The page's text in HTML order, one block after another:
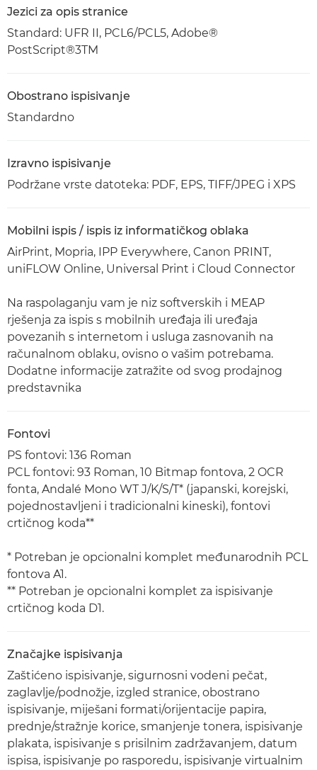
Jezici za opis stranice
Standard: UFR II, PCL6/PCL5, Adobe®
PostScript®3TM
Obostrano ispisivanje
Standardno
Izravno ispisivanje
Podržane vrste datoteka: PDF, EPS, TIFF/JPEG i XPS
Mobilni ispis / ispis iz informatičkog oblaka
AirPrint, Mopria, IPP Everywhere, Canon PRINT,
uniFLOW Online, Universal Print i Cloud Connector
Na raspolaganju vam je niz softverskih i MEAP
rješenja za ispis s mobilnih uređaja ili uređaja
povezanih s internetom i usluga zasnovanih na
računalnom oblaku, ovisno o vašim potrebama.
Dodatne informacije zatražite od svog prodajnog
predstavnika
Fontovi
PS fontovi: 136 Roman
PCL fontovi: 93 Roman, 10 Bitmap fontova, 2 OCR
fonta, Andalé Mono WT J/K/S/T* (japanski, korejski,
pojednostavljeni i tradicionalni kineski), fontovi
crtičnog koda**
* Potreban je opcionalni komplet međunarodnih PCL
fontova A1.
** Potreban je opcionalni komplet za ispisivanje
crtičnog koda D1.
Značajke ispisivanja
Zaštićeno ispisivanje, sigurnosni vodeni pečat,
zaglavlje/podnožje, izgled stranice, obostrano
ispisivanje, miješani formati/orijentacije papira,
prednje/stražnje korice, smanjenje tonera, ispisivanje
plakata, ispisivanje s prisilnim zadržavanjem, datum
ispisa, ispisivanje po rasporedu, ispisivanje virtualnim